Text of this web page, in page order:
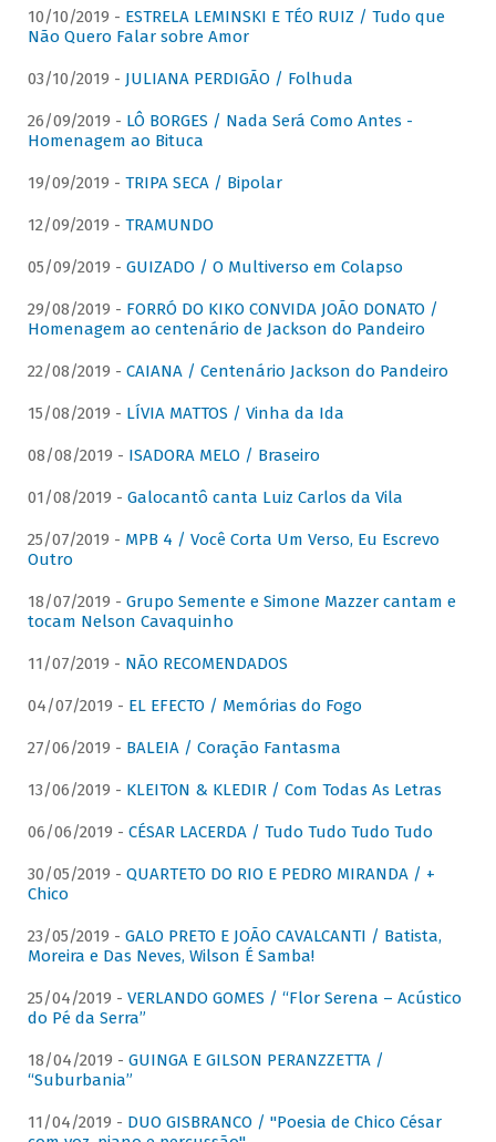
10/10/2019 - ESTRELA LEMINSKI E TÉO RUIZ / Tudo que
Não Quero Falar sobre Amor
03/10/2019 - JULIANA PERDIGÃO / Folhuda
26/09/2019 - LÔ BORGES / Nada Será Como Antes -
Homenagem ao Bituca
19/09/2019 - TRIPA SECA / Bipolar
12/09/2019 - TRAMUNDO
05/09/2019 - GUIZADO / O Multiverso em Colapso
29/08/2019 - FORRÓ DO KIKO CONVIDA JOÃO DONATO /
Homenagem ao centenário de Jackson do Pandeiro
22/08/2019 - CAIANA / Centenário Jackson do Pandeiro
15/08/2019 - LÍVIA MATTOS / Vinha da Ida
08/08/2019 - ISADORA MELO / Braseiro
01/08/2019 - Galocantô canta Luiz Carlos da Vila
25/07/2019 - MPB 4 / Você Corta Um Verso, Eu Escrevo
Outro
18/07/2019 - Grupo Semente e Simone Mazzer cantam e
tocam Nelson Cavaquinho
11/07/2019 - NÃO RECOMENDADOS
04/07/2019 - EL EFECTO / Memórias do Fogo
27/06/2019 - BALEIA / Coração Fantasma
13/06/2019 - KLEITON & KLEDIR / Com Todas As Letras
06/06/2019 - CÉSAR LACERDA / Tudo Tudo Tudo Tudo
30/05/2019 - QUARTETO DO RIO E PEDRO MIRANDA / +
Chico
23/05/2019 - GALO PRETO E JOÃO CAVALCANTI / Batista,
Moreira e Das Neves, Wilson É Samba!
25/04/2019 - VERLANDO GOMES / “Flor Serena – Acústico
do Pé da Serra”
18/04/2019 - GUINGA E GILSON PERANZZETTA /
“Suburbania”
11/04/2019 - DUO GISBRANCO / "Poesia de Chico César